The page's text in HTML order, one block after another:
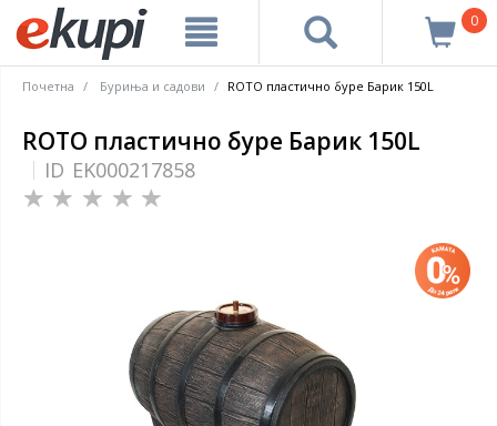
0
Почетна Буриња и садови ROTO пластично буре Барик 150L
ROTO пластично буре Барик 150L
ID EK000217858